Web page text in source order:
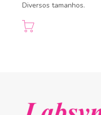
Diversos tamanhos.